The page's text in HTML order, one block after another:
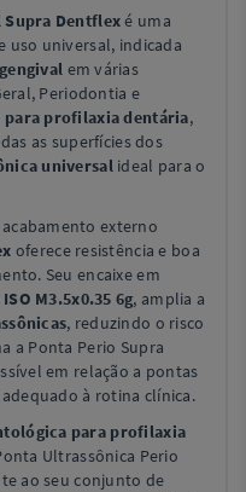
Dentflexé uma
uso universal, indicada
em várias
Periodontia e
para profilaxia dentária,
as superfícies dos
universalideal para o
externo
oferece resistência e boa
Seu encaixe em
ISO M3.5x0.35 6g, amplia a
, reduzindo o risco
a Ponta Perio Supra
em relação a pontas
à rotina clínica.
para profilaxia
Ultrassônica Perio
ao seu conjunto de